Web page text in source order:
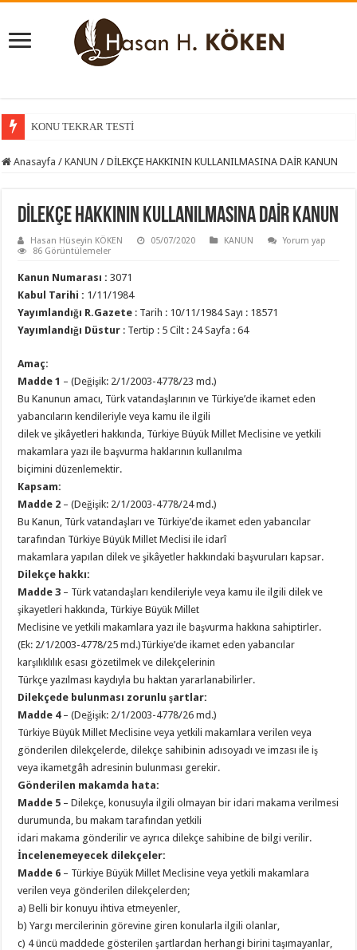
KONU TEKRAR TESTİ
Anasayfa / KANUN / DİLEKÇE HAKKININ KULLANILMASINA DAİR KANUN
DİLEKÇE HAKKININ KULLANILMASINA DAİR KANUN
Hasan Hüseyin KÖKEN 05/07/2020 KANUN
Yorum yap
86 Görüntülemeler
Kanun Numarası : 3071
Kabul Tarihi : 1/11/1984
Yayımlandığı R.Gazete : Tarih : 10/11/1984 Sayı : 18571
Yayımlandığı Düstur : Tertip : 5 Cilt : 24 Sayfa : 64
Amaç:
Madde 1 – (Değişik: 2/1/2003-4778/23 md.)
Bu Kanunun amacı, Türk vatandaşlarının ve Türkiye’de ikamet eden
yabancıların kendileriyle veya kamu ile ilgili
dilek ve şikâyetleri hakkında, Türkiye Büyük Millet Meclisine ve yetkili
makamlara yazı ile başvurma haklarının kullanılma
biçimini düzenlemektir.
Kapsam:
Madde 2 – (Değişik: 2/1/2003-4778/24 md.)
Bu Kanun, Türk vatandaşları ve Türkiye’de ikamet eden yabancılar
tarafından Türkiye Büyük Millet Meclisi ile idarî
makamlara yapılan dilek ve şikâyetler hakkındaki başvuruları kapsar.
Dilekçe hakkı:
Madde 3 – Türk vatandaşları kendileriyle veya kamu ile ilgili dilek ve
şikayetleri hakkında, Türkiye Büyük Millet
Meclisine ve yetkili makamlara yazı ile başvurma hakkına sahiptirler.
(Ek: 2/1/2003-4778/25 md.)Türkiye’de ikamet eden yabancılar
karşılıklılık esası gözetilmek ve dilekçelerinin
Türkçe yazılması kaydıyla bu haktan yararlanabilirler.
Dilekçede bulunması zorunlu şartlar:
Madde 4– (Değişik: 2/1/2003-4778/26 md.)
Türkiye Büyük Millet Meclisine veya yetkili makamlara verilen veya
gönderilen dilekçelerde, dilekçe sahibinin adısoyadı ve imzası ile iş
veya ikametgâh adresinin bulunması gerekir.
Gönderilen makamda hata:
Madde 5 – Dilekçe, konusuyla ilgili olmayan bir idari makama verilmesi
durumunda, bu makam tarafından yetkili
idari makama gönderilir ve ayrıca dilekçe sahibine de bilgi verilir.
İncelenemeyecek dilekçeler:
Madde 6 – Türkiye Büyük Millet Meclisine veya yetkili makamlara
verilen veya gönderilen dilekçelerden;
a) Belli bir konuyu ihtiva etmeyenler,
b) Yargı mercilerinin görevine giren konularla ilgili olanlar,
c) 4 üncü maddede gösterilen şartlardan herhangi birini taşımayanlar,